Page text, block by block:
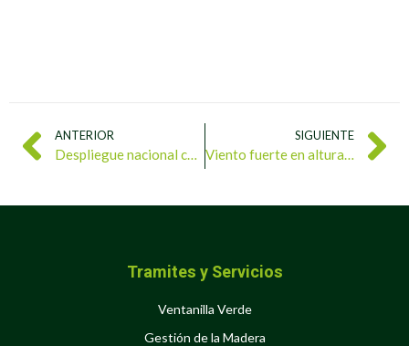
ANTERIOR
Despliegue nacional contiene incendios forestales en pulmones vegetales estratégicos
SIGUIENTE
Viento fuerte en alturas incrementa nubosidad y genera lluvias dispersas en varias regiones del país
Tramites y Servicios
Ventanilla Verde
Gestión de la Madera